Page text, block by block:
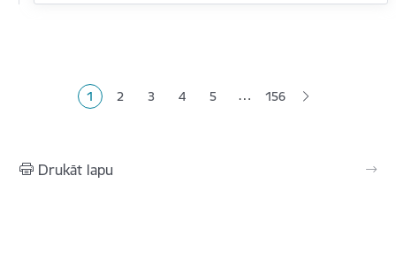
Pašreizējā lapa
1 Lapa
2 Lapa
3 Lapa
4 Lapa
5 … 156
Drukāt lapu